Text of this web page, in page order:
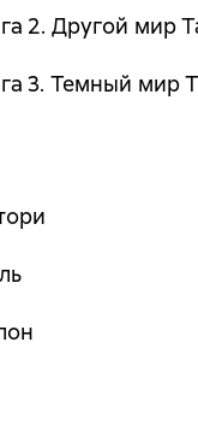
2. Другой мир
3. Темный мир